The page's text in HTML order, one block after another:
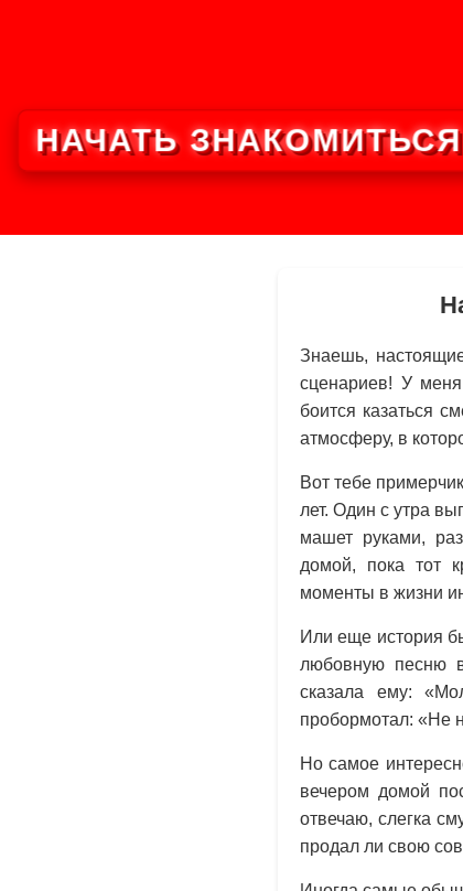
Знаешь,
сценариев! У
боится казаться
атмосферу, в
Вот тебе
лет. Один с утра
машет руками,
домой, пока тот
моменты в жизни
Или еще история
любовную песню
сказала ему:
пробормотал: «Не
Но самое
вечером домой
отвечаю, слегка
продал ли свою
НАЧАТЬ ЗНАКОМИТЬСЯ